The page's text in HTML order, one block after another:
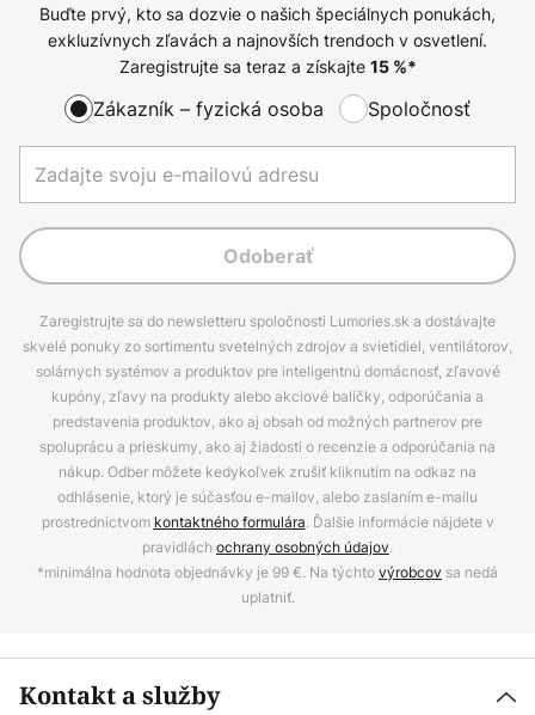
Buďte prvý, kto sa dozvie o našich špeciálnych ponukách,
exkluzívnych zľavách a najnovších trendoch v osvetlení.
Zaregistrujte sa teraz a získajte 15%*
Zákazník – fyzická osoba Spoločnosť
Odoberať
Zaregistrujte sa do newsletteru spoločnosti Lumories.sk a dostávajte
skvelé ponuky zo sortimentu svetelných zdrojov a svietidiel, ventilátorov,
solárnych systémov a produktov pre inteligentnú domácnosť, zľavové
kupóny, zľavy na produkty alebo akciové balíčky, odporúčania a
predstavenia produktov, ako aj obsah od možných partnerov pre
spoluprácu a prieskumy, ako aj žiadosti o recenzie a odporúčania na
nákup. Odber môžete kedykoľvek zrušiť kliknutím na odkaz na
odhlásenie, ktorý je súčasťou e-mailov, alebo zaslaním e-mailu
prostredníctvom kontaktného formulára. Ďalšie informácie nájdete v
pravidlách ochrany osobných údajov.
*minimálna hodnota objednávky je 99 €. Na týchtovýrobcov sa nedá
uplatniť.
Kontakt a služby